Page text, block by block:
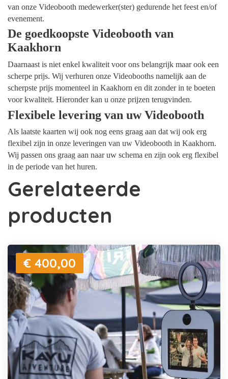
van onze Videobooth medewerker(ster) gedurende het feest en/of
evenement.
De goedkoopste Videobooth van
Kaakhorn
Daarnaast is niet enkel kwaliteit voor ons belangrijk maar ook een
scherpe prijs. Wij verhuren onze Videobooths namelijk aan de
scherpste prijs momenteel in Kaakhorn en dit zonder in te boeten
voor kwaliteit. Hieronder kan u onze prijzen terugvinden.
Flexibele levering van uw Videobooth
Als laatste kaarten wij ook nog eens graag aan dat wij ook erg
flexibel zijn in onze leveringen van uw Videobooth in Kaakhorn.
Wij passen ons graag aan naar uw schema en zijn ook erg flexibel
in de periode van het huren.
Gerelateerde
producten
€ 400,00